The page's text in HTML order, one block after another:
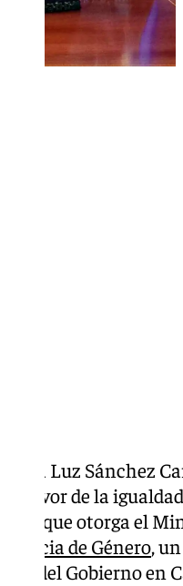
Luz Sánchez
favor de la
que otorga el
de Género,
del Gobierno en